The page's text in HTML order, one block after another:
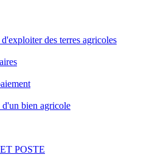
des terres agricoles
bien agricole
POSTE